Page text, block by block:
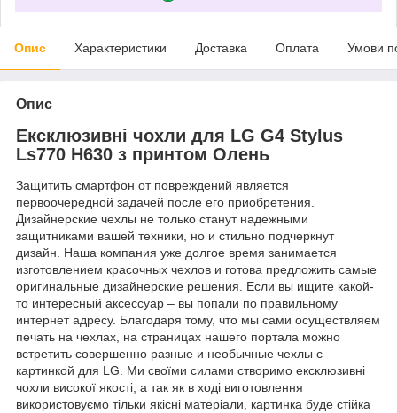
Опис Характеристики Доставка Оплата Умови
Опис
Ексклюзивні чохли для LG G4 Stylus
Ls770 H630 з принтом Олень
Защитить смартфон от повреждений является
первоочередной задачей после его приобретения.
Дизайнерские чехлы не только станут надежными
защитниками вашей техники, но и стильно подчеркнут
дизайн. Наша компания уже долгое время занимается
изготовлением красочных чехлов и готова предложить самые
оригинальные дизайнерские решения. Если вы ищите какой-
то интересный аксессуар – вы попали по правильному
интернет адресу. Благодаря тому, что мы сами осуществляем
печать на чехлах, на страницах нашего портала можно
встретить совершенно разные и необычные чехлы с
картинкой для LG. Ми своїми силами створимо ексклюзивні
чохли високої якості, а так як в ході виготовлення
використовуємо тільки якісні матеріали, картинка буде стійка